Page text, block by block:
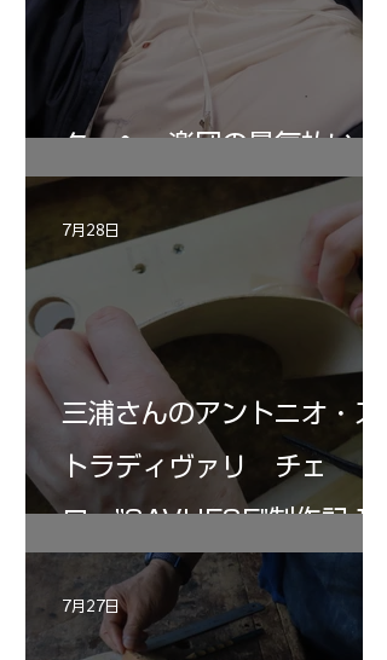
ターヘー楽団の暑気払い
三浦さんのアントニオ・ス
トラディヴァリ チェ
ロ ”SAVUESE"制作記１2
7月28日
7月27日